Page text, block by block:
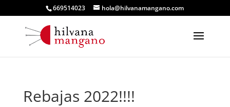
669514023 hola@hilvanamangano.com
Rebajas 2022!!!!